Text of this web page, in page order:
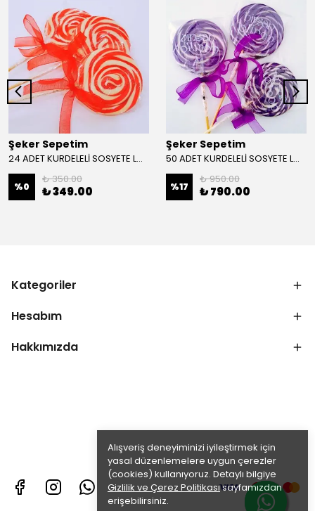
Alışveriş deneyiminizi iyileştirmek için
yasal düzenlemelere uygun çerezler
(cookies) kullanıyoruz. Detaylı bilgiye
Gizlilik ve Çerez Politikasısayfamızdan
erişebilirsiniz.
Şeker Sepetim
24 ADET KURDELELİ SOSYETE LOLİPOP KIRMIZI BEYAZ L42
%0
₺ 350.00
₺ 349.00
Şeker Sepetim
50 ADET KURDELELİ SOSYETE LOLİPOP MOR BEYAZ L38
%17
₺ 950.00
₺ 790.00
Kategoriler
Hesabım
Hakkımızda